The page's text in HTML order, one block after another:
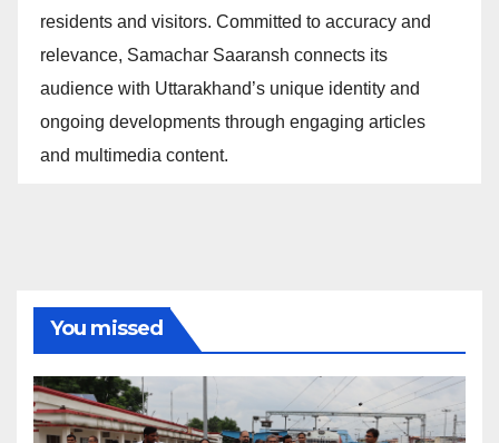
residents and visitors. Committed to accuracy and
relevance, Samachar Saaransh connects its
audience with Uttarakhand’s unique identity and
ongoing developments through engaging articles
and multimedia content.
You missed